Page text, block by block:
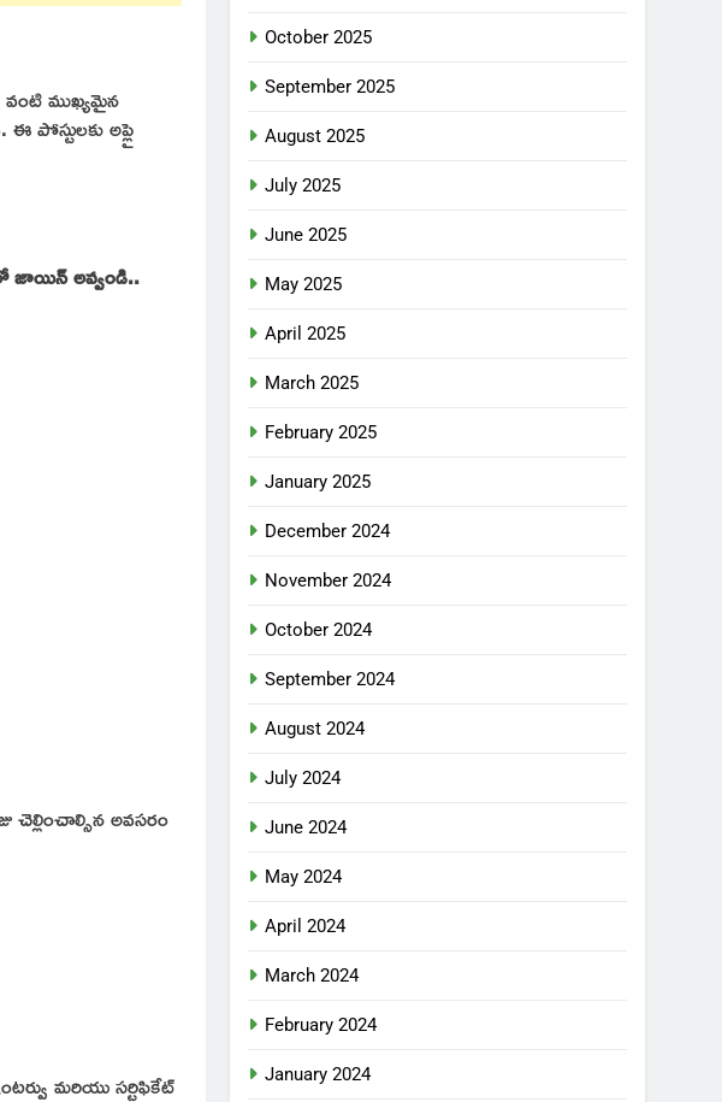
ముఖ్యమైన
పోస్టులకు అప్లై
జాయిన్ అవ్వండి..
చెల్లించాల్సిన అవసరం
మరియు సర్టిఫికేట్
October 2025
September 2025
August 2025
July 2025
June 2025
May 2025
April 2025
March 2025
February 2025
January 2025
December 2024
November 2024
October 2024
September 2024
August 2024
July 2024
June 2024
May 2024
April 2024
March 2024
February 2024
January 2024